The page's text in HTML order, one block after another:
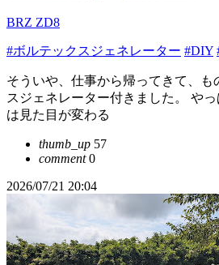
BRZ ZD8
#ボルテックスジェネレーター #DIY
そういや、仕事から帰ってきて、も
スジェネレーター付きました。 や
は見た目が変わる
thumb_up 57
comment0
2026/07/21 20:04